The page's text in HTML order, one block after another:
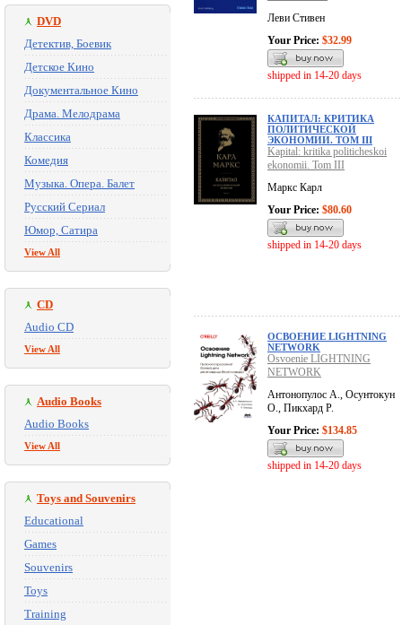
DVD
Детектив, Боевик
Детское Кино
Документальное Кино
Драма. Мелодрама
Классика
Комедия
Музыка. Опера. Балет
Русский Сериал
Юмор, Сатира
View All
CD
Audio CD
View All
Audio Books
Audio Books
View All
Toys and Souvenirs
Educational
Games
Souvenirs
Toys
Training
Леви Стивен
Your Price: $32.99
shipped in 14-20 days
КАПИТАЛ: КРИТИКА
ПОЛИТИЧЕСКОЙ
ЭКОНОМИИ. ТОМ III
Kapital: kritika politicheskoi
ekonomii. Tom III
Маркс Карл
Your Price: $80.60
shipped in 14-20 days
ОСВОЕНИЕ LIGHTNING
NETWORK
Osvoenie LIGHTNING
NETWORK
Антонопулос А., Осунтокун
О., Пикхард Р.
Your Price: $134.85
shipped in 14-20 days